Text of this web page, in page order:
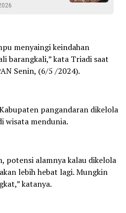
menyaingi keindahan
barangkali,” kata Triadi saat
Senin, (6/5 /2024).
pangandaran dikelola
wisata mendunia.
potensi alamnya kalau dikelola
lebih hebat lagi. Mungkin
katanya.